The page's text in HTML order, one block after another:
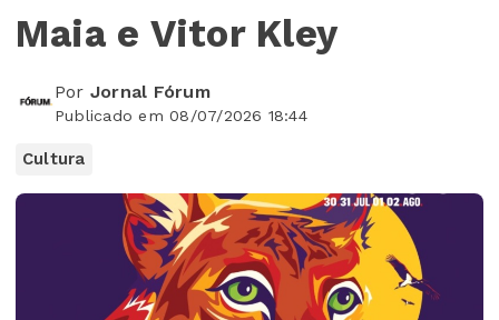
Maia e Vitor Kley
Por Jornal Fórum
Publicado em 08/07/2026 18:44
Cultura